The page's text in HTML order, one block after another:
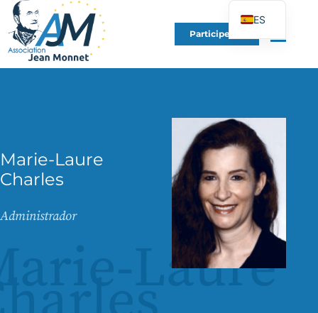
Participe en
Marie-Laure
Charles
Administrador
Laure
ES
FR
EN
PT
PL
UK